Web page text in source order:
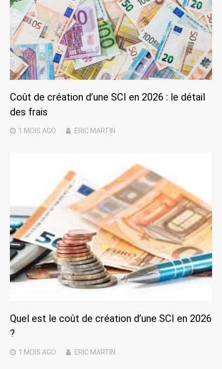
Coût de création d’une SCI en 2026 : le détail
des frais
1 MOIS AGO ERIC MARTIN
Quel est le coût de création d’une SCI en 2026
?
1 MOIS AGO ERIC MARTIN